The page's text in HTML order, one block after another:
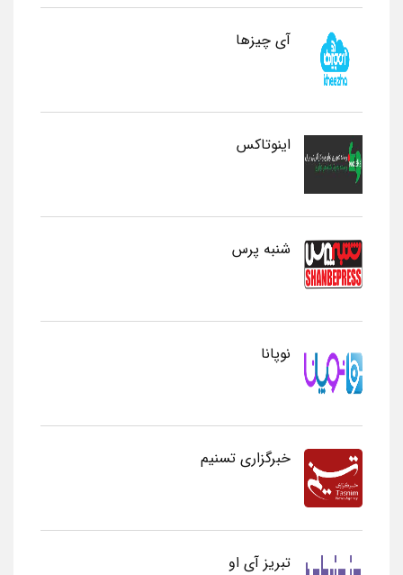
آی چیزها
اینوتاکس
شنبه پرس
نوپانا
خبرگزاری تسنیم
تبریز آی او